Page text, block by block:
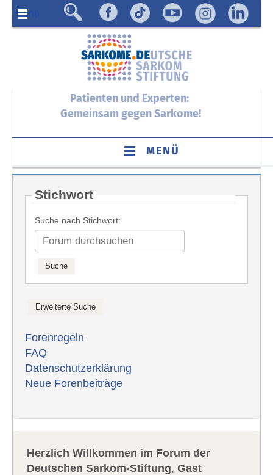
Menü
Patienten und Experten:
Gemeinsam gegen Sarkome!
MENÜ
Stichwort
Suche nach Stichwort:
Forenregeln
FAQ
Datenschutzerklärung
Neue Forenbeiträge
Herzlich Willkommen im Forum der
Deutschen Sarkom-Stiftung,Gast